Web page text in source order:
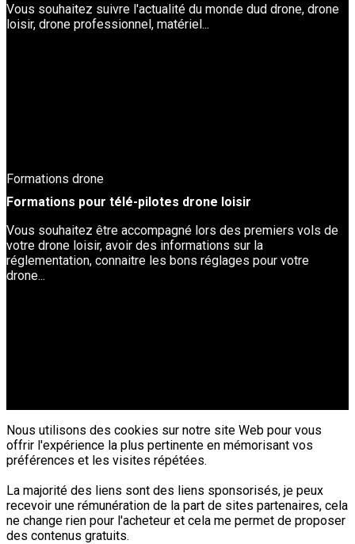
Vous souhaitez suivre l'actualité du monde dud drone, drone
loisir, drone professionnel, matériel...
Formations drone
Formations pour télé-pilotes drone loisir
Vous souhaitez être accompagné lors des premiers vols de
votre drone loisir, avoir des informations sur la
réglementation, connaitre les bons réglages pour votre
drone...
Nous utilisons des cookies sur notre site Web pour vous
offrir l'expérience la plus pertinente en mémorisant vos
préférences et les visites répétées.
La majorité des liens sont des liens sponsorisés, je peux
recevoir une rémunération de la part de sites partenaires, cela
ne change rien pour l'acheteur et cela me permet de proposer
des contenus gratuits.